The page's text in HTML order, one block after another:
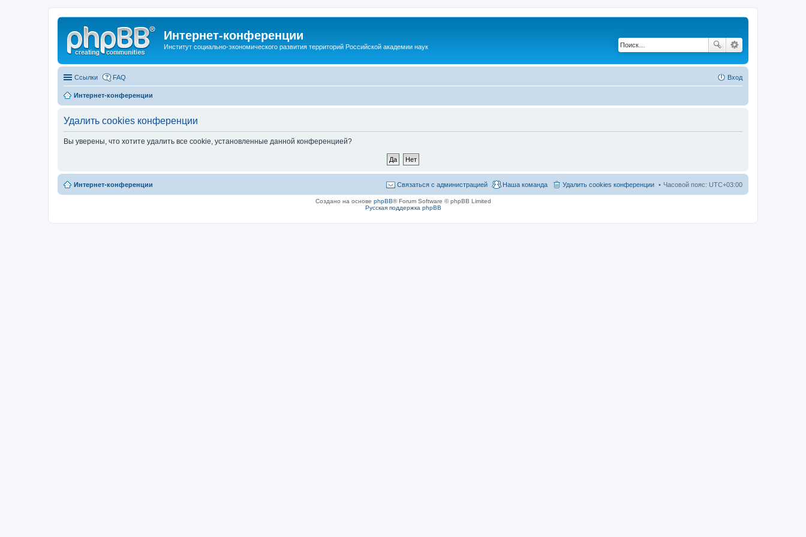
Интернет-конференции
Институт социально-экономического развития территорий Российской академии наук
Ссылки FAQ Вход
Интернет-конференции
Удалить cookies конференции
Вы уверены, что хотите удалить все cookie, установленные данной конференцией?
Интернет-конференции Часовой пояс: UTC+03:00
Удалить cookies конференции
Наша команда
Связаться с администрацией
Создано на основе phpBB® Forum Software © phpBB Limited
Русская поддержка phpBB